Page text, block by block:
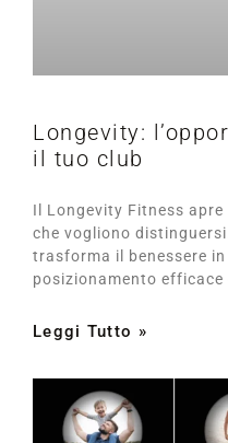
Longevity:
il tuo club
Il Longevity Fitness
che vogliono
trasforma il benessere
posizionamento efficace
Leggi Tutto »